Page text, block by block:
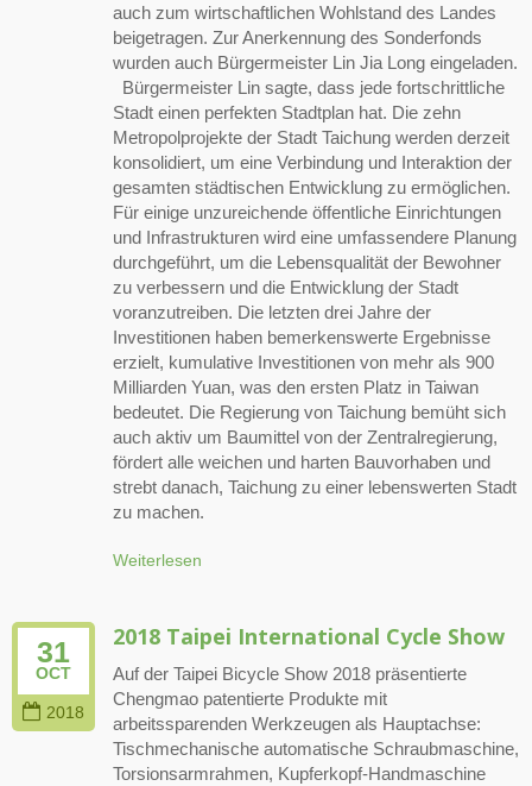
auch zum wirtschaftlichen Wohlstand des Landes
beigetragen. Zur Anerkennung des Sonderfonds
wurden auch Bürgermeister Lin Jia Long eingeladen.
Bürgermeister Lin sagte, dass jede fortschrittliche
Stadt einen perfekten Stadtplan hat. Die zehn
Metropolprojekte der Stadt Taichung werden derzeit
konsolidiert, um eine Verbindung und Interaktion der
gesamten städtischen Entwicklung zu ermöglichen.
Für einige unzureichende öffentliche Einrichtungen
und Infrastrukturen wird eine umfassendere Planung
durchgeführt, um die Lebensqualität der Bewohner
zu verbessern und die Entwicklung der Stadt
voranzutreiben. Die letzten drei Jahre der
Investitionen haben bemerkenswerte Ergebnisse
erzielt, kumulative Investitionen von mehr als 900
Milliarden Yuan, was den ersten Platz in Taiwan
bedeutet. Die Regierung von Taichung bemüht sich
auch aktiv um Baumittel von der Zentralregierung,
fördert alle weichen und harten Bauvorhaben und
strebt danach, Taichung zu einer lebenswerten Stadt
zu machen.
Weiterlesen
31
OCT
2018
2018 Taipei International Cycle Show
Auf der Taipei Bicycle Show 2018 präsentierte
Chengmao patentierte Produkte mit
arbeitssparenden Werkzeugen als Hauptachse:
Tischmechanische automatische Schraubmaschine,
Torsionsarmrahmen, Kupferkopf-Handmaschine